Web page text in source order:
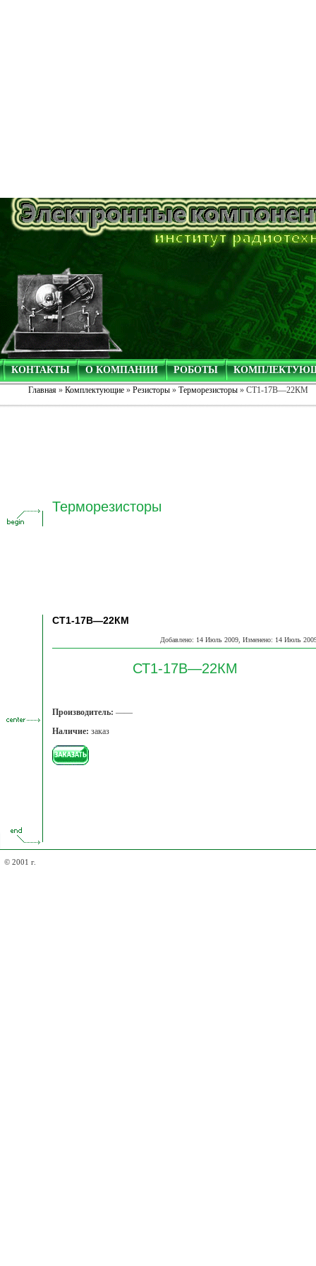
КОНТАКТЫ О КОМПАНИИ РОБОТЫ
Главная » Комплектующие » Резисторы » Терморезисторы » СТ1-17В—22КМ
Терморезисторы
СТ1-17В—22КМ
Добавлено: 14 Июль 2009, Изменено: 14 Июль
СТ1-17В—22КМ
Производитель: ——
Наличие: заказ
© 2001 г.